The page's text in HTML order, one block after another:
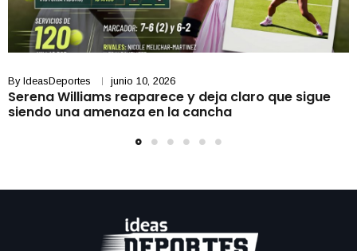
By IdeasDeportes junio 10, 2026
Serena Williams reaparece y deja claro que sigue
siendo una amenaza en la cancha